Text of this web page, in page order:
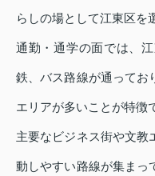
らしの場として江東区を
通勤・通学の面では、
鉄、バス路線が通ってお
エリアが多いことが特徴
主要なビジネス街や文教
動しやすい路線が集まっ